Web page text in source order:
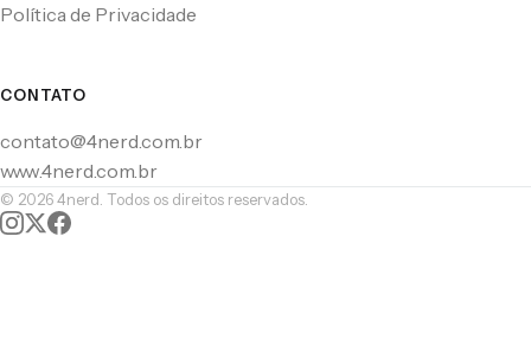
Política de Privacidade
CONTATO
contato@4nerd.com.br
www.4nerd.com.br
© 2026 4nerd. Todos os direitos reservados.